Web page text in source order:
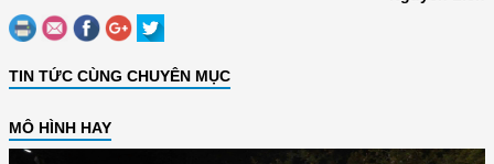
TIN TỨC CÙNG CHUYÊN MỤC
MÔ HÌNH HAY